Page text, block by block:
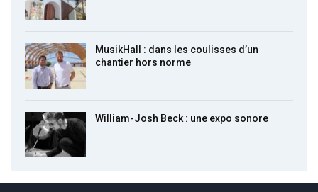
MusikHall : dans les coulisses d’un
chantier hors norme
William-Josh Beck : une expo sonore